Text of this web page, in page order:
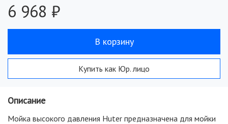
Описание
Мойка высокого давления Huter предназначена для мойки
6 968 ₽
В корзину
Купить как Юр. лицо